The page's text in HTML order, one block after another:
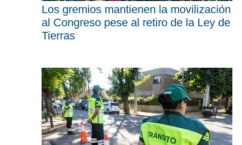
Los gremios mantienen la movilización
al Congreso pese al retiro de la Ley de
Tierras